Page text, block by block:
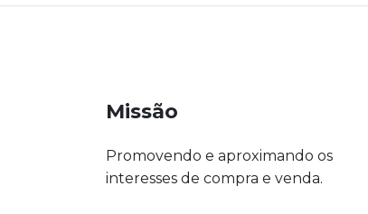
Missão
Promovendo e aproximando os
interesses de compra e venda.